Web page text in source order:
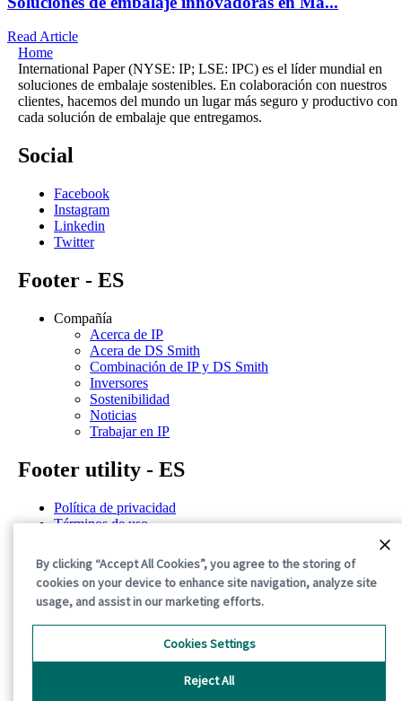
Read Article
Home
International Paper (NYSE: IP; LSE: IPC) es el líder mundial en
soluciones de embalaje sostenibles. En colaboración con nuestros
clientes, hacemos del mundo un lugar más seguro y productivo con
cada solución de embalaje que entregamos.
Social
Facebook
Instagram
Linkedin
Twitter
Footer - ES
Compañía
Acerca de IP
Acera de DS Smith
Combinación de IP y DS Smith
Inversores
Sostenibilidad
Noticias
Trabajar en IP
Footer utility - ES
Política de privacidad
Términos de uso
Política de cookies
Términos y condiciones generales
©2026 International Paper. All Rights Reserved.
By clicking “Accept All Cookies”, you agree to the storing of
cookies on your device to enhance site navigation, analyze site
usage, and assist in our marketing efforts.
Reject All
Cookies Settings